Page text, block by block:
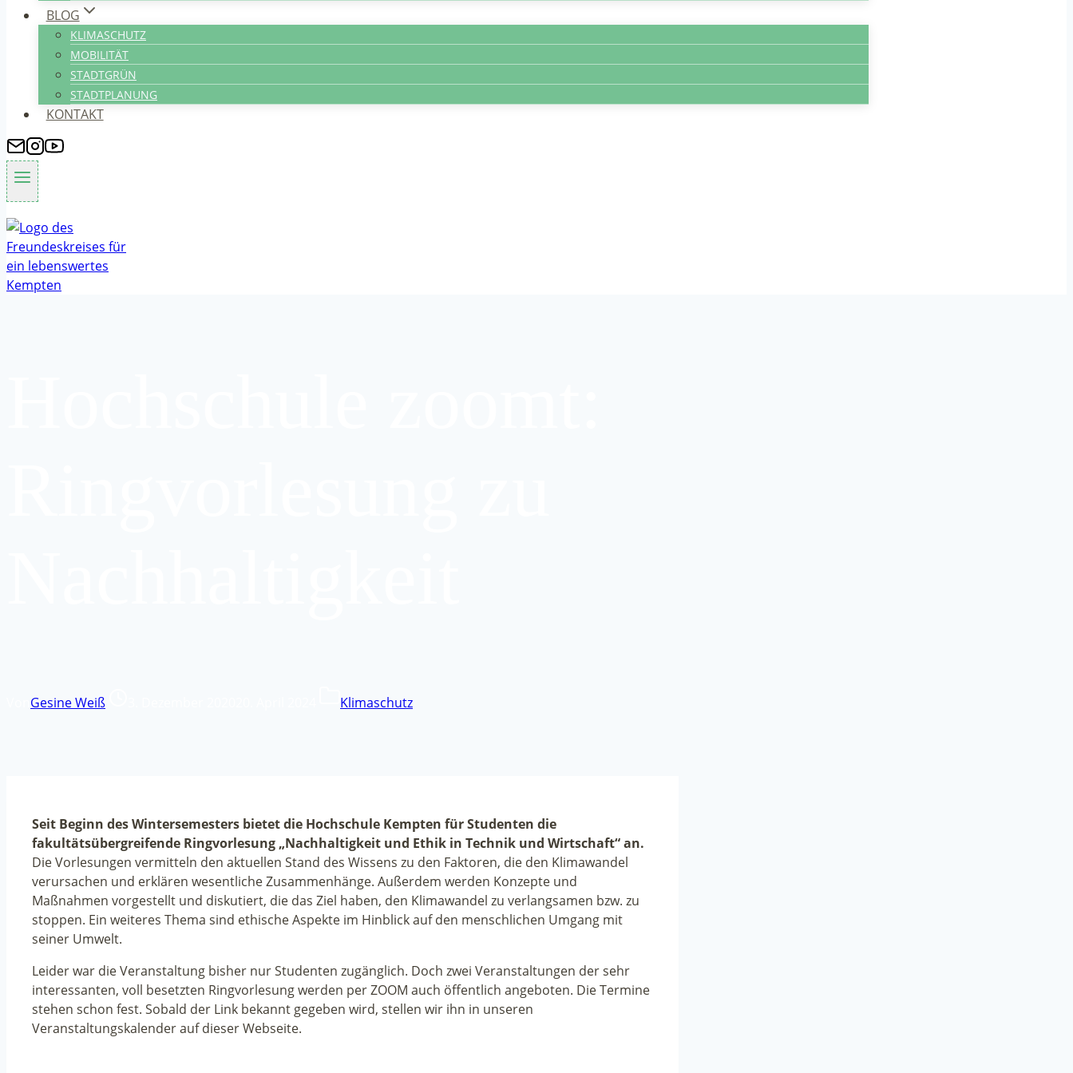
BLOG
KLIMASCHUTZ
MOBILITÄT
STADTGRÜN
STADTPLANUNG
KONTAKT
Gesine Weiß Klimaschutz
Seit Beginn des Wintersemesters bietet die Hochschule Kempten für Studenten die
fakultätsübergreifende Ringvorlesung „Nachhaltigkeit und Ethik in Technik und Wirtschaft“ an.
Die Vorlesungen vermitteln den aktuellen Stand des Wissens zu den Faktoren, die den Klimawandel
verursachen und erklären wesentliche Zusammenhänge. Außerdem werden Konzepte und
Maßnahmen vorgestellt und diskutiert, die das Ziel haben, den Klimawandel zu verlangsamen bzw. zu
stoppen. Ein weiteres Thema sind ethische Aspekte im Hinblick auf den menschlichen Umgang mit
seiner Umwelt.
Leider war die Veranstaltung bisher nur Studenten zugänglich. Doch zwei Veranstaltungen der sehr
interessanten, voll besetzten Ringvorlesung werden per ZOOM auch öffentlich angeboten. Die Termine
stehen schon fest. Sobald der Link bekannt gegeben wird, stellen wir ihn in unseren
Veranstaltungskalender auf dieser Webseite.